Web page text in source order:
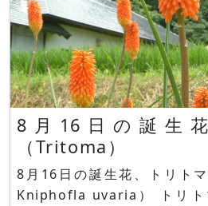
8月16日の誕生
（Tritoma）
8月16日の誕生花、トリト
Kniphofla uvaria） トリトマ（Tritoma）とは